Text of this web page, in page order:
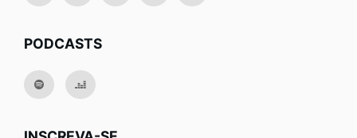
PODCASTS